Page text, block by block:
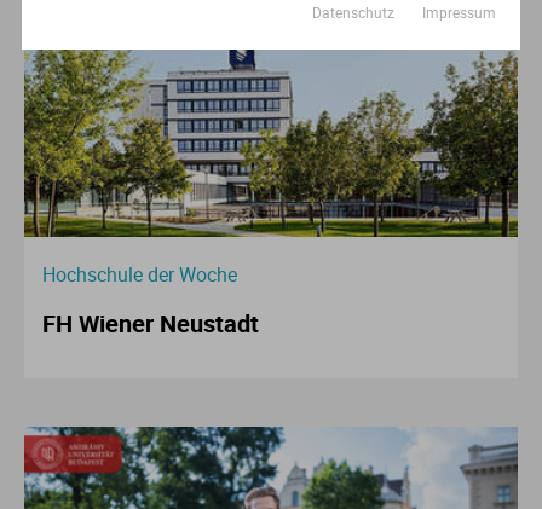
Hochschule der Woche
FH Wiener Neustadt
Datenschutz Impressum